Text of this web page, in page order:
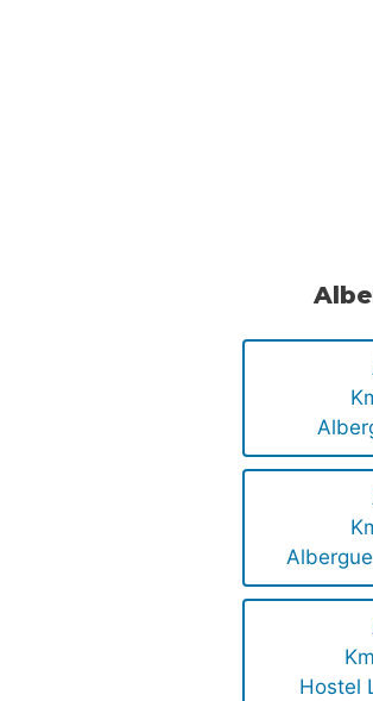
Hostel